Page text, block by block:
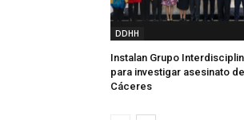
DDHH
Instalan Grupo
para investigar asesinato
Cáceres